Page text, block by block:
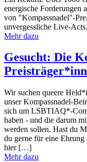
energische Forderungen
von "Kompassnadel"-
unvergessliche Live-Acts.
Mehr dazu
Gesucht: Die
Wir suchen queere
unser Kompassnadel-
sich um LSBTIAQ*-
haben - und die darum
werden sollen. Hast du
du gerne für eine Ehrung
hier […]
Mehr dazu